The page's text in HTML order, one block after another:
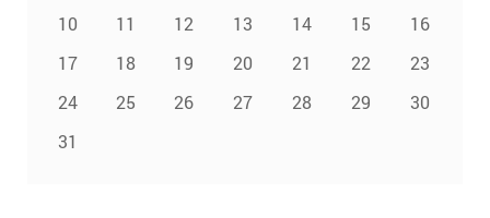
10
11 12 13 14 15
16
17
18 19 20 21 22
23
24
25 26 27 28 29
30
31